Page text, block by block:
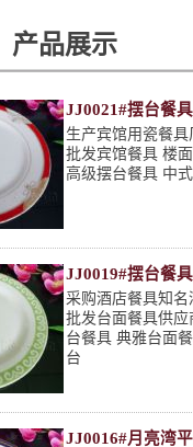
产品展示
JJ0021#摆台餐具
生产宾馆用瓷餐具
批发宾馆餐具 楼
高级摆台餐具 中
JJ0019#摆台餐具
采购酒店餐具知名
批发台面餐具供应
台餐具 典雅台面
台
JJ0016#月亮湾